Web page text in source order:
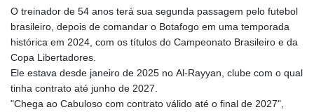
O treinador de 54 anos terá sua segunda passagem pelo futebol
brasileiro, depois de comandar o Botafogo em uma temporada
histórica em 2024, com os títulos do Campeonato Brasileiro e da
Copa Libertadores.
Ele estava desde janeiro de 2025 no Al-Rayyan, clube com o qual
tinha contrato até junho de 2027.
"Chega ao Cabuloso com contrato válido até o final de 2027",